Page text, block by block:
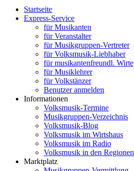
Startseite
Express-Service
für Musikanten
für Veranstalter
für Musikgruppen-Vertreter
für Volksmusik-Liebhaber
für musikantenfreundl. Wirte
für Musiklehrer
für Volkstänzer
Benutzer anmelden
Informationen
Volksmusik-Termine
Musikgruppen-Verzeichnis
Volksmusik-Blog
Volksmusik im Wirtshaus
Volksmusik im Radio
Volksmusik in den Regionen
Marktplatz